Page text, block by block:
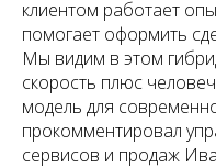
клиентом работает
помогает оформить
Мы видим в этом
скорость плюс
модель для
прокомментировал
сервисов и продаж